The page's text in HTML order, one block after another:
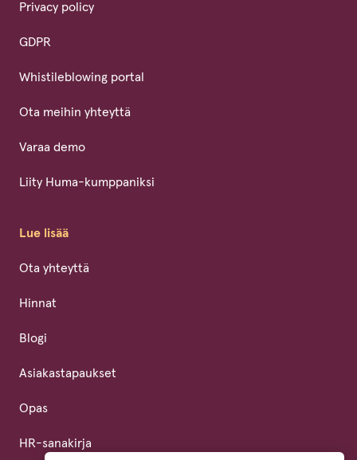
Privacy policy
GDPR
Whistileblowing portal
Ota meihin yhteyttä
Varaa demo
Liity Huma-kumppaniksi
Lue lisää
Ota yhteyttä
Hinnat
Blogi
Asiakastapaukset
Opas
HR-sanakirja